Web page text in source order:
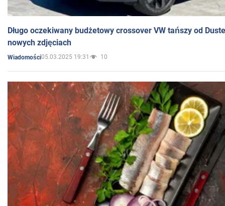
Długo oczekiwany budżetowy crossover VW tańszy od
nowych zdjęciach
Wiadomości05.03.2025 19:31 10